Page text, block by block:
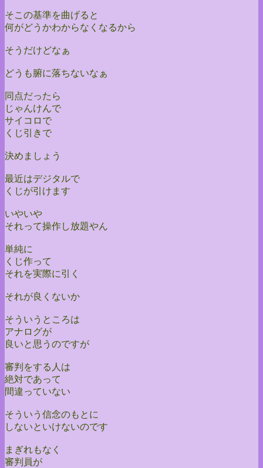
そこの基準を曲げると
何がどうかわからなくなるから
そうだけどなぁ
どうも腑に落ちないなぁ
同点だったら
じゃんけんで
サイコロで
くじ引きで
決めましょう
最近はデジタルで
くじが引けます
いやいや
それって操作し放題やん
単純に
くじ作って
それを実際に引く
それが良くないか
そういうところは
アナログが
良いと思うのですが
審判をする人は
絶対であって
間違っていない
そういう信念のもとに
しないといけないのです
まぎれもなく
審判員が